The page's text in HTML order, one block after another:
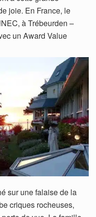
joie. En France, le
à Trébeurden –
un Award Value
sur une falaise de la
criques rocheuses,